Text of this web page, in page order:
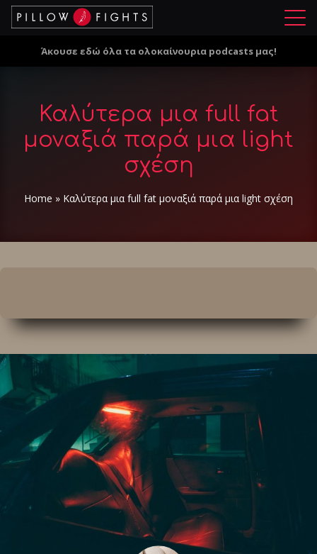
Μ
ο
Άκουσε εδώ όλα τα ολοκαίνουρια podcasts μας!
Καλύτερα μια full fat
μοναξιά παρά μια light
σχέση
Home » Καλύτερα μια full fat μοναξιά παρά μια light σχέση